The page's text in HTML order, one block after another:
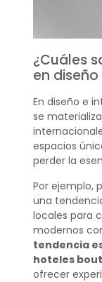
¿Cuáles
en
En diseño e
se
espacios
perder la
Por ejemplo,
una
locales para
modernos
tendencia
hoteles
ofrecer